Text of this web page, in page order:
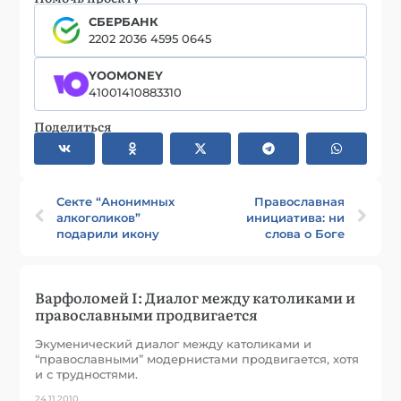
СБЕРБАНК
2202 2036 4595 0645
YOOMONEY
41001410883310
Поделиться
Секте “Анонимных
алкоголиков”
подарили икону
Православная
инициатива: ни
слова о Боге
Варфоломей I: Диалог между католиками и
православными продвигается
Экуменический диалог между католиками и
“православными” модернистами продвигается, хотя
и с трудностями.